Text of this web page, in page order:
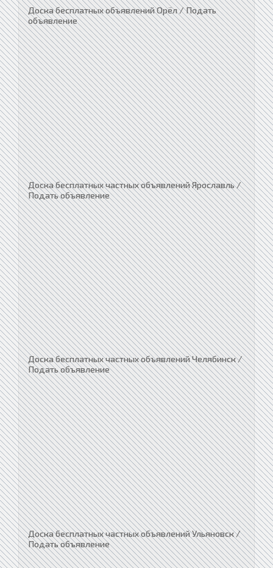
Доска бесплатных объявлений Орёл / Подать
объявление
Доска бесплатных частных объявлений Ярославль /
Подать объявление
Доска бесплатных частных объявлений Челябинск /
Подать объявление
Доска бесплатных частных объявлений Ульяновск /
Подать объявление